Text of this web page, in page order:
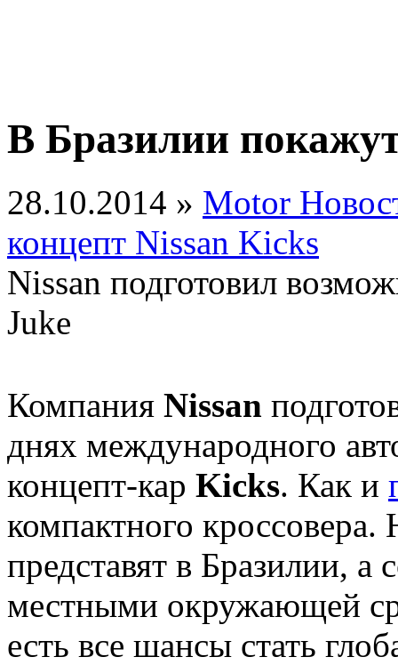
В Бразилии
28.10.2014 » Motor
концепт Nissan Kicks
Nissan подготовил
Juke
Компания Nissan
днях международного
концепт-кар Kicks. Как и
компактного
представят в Бразилии, а
местными окружающей
есть все шансы стать